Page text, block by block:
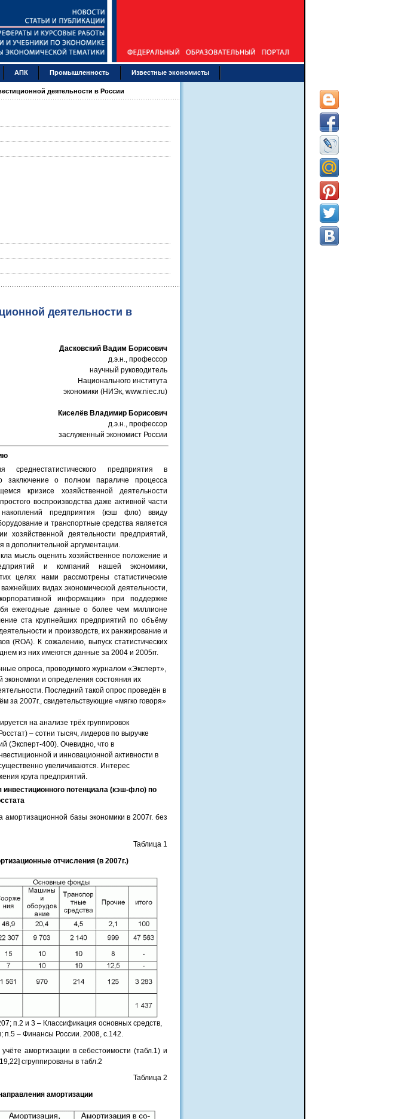
АПК Промышленность Известные экономисты
деятельности в России
деятельности в
Дасковский Вадим Борисович
д.э.н., профессор
научный руководитель
Национального института
экономики (НИЭк, www.niec.ru)
Киселёв Владимир Борисович
д.э.н., профессор
заслуженный экономист России
предприятия в
заключение о полном параличе процесса
кризисе хозяйственной деятельности
воспроизводства даже активной части
предприятия (кэш фло) ввиду
и транспортные средства является
хозяйственной деятельности предприятий,
в дополнительной аргументации.
мысль оценить хозяйственное положение и
и компаний нашей экономики,
целях нами рассмотрены статистические
видах экономической деятельности,
информации» при поддержке
ежегодные данные о более чем миллионе
ста крупнейших предприятий по объёму
и производств, их ранжирование и
(ROA). К сожалению, выпуск статистических
из них имеются данные за 2004 и 2005гг.
опроса, проводимого журналом «Эксперт»,
и определения состояния их
Последний такой опрос проведён в
за 2007г., свидетельствующие «мягко говоря»
на анализе трёх группировок
– сотни тысяч, лидеров по выручке
(Эксперт-400). Очевидно, что в
и инновационной активности в
увеличиваются. Интерес
круга предприятий.
потенциала (кэш-фло) по
амортизационной базы экономики в 2007г. без
Таблица 1
отчисления (в 2007г.)
п.2 и 3 – Классификация основных средств,
п.5 – Финансы России. 2008, с.142.
амортизации в себестоимости (табл.1) и
сгруппированы в табл.2
Таблица 2
амортизации